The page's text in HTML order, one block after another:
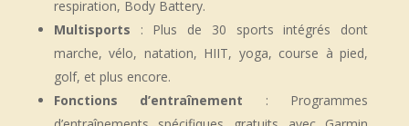
respiration, Body Battery.
Multisports : Plus de 30 sports intégrés dont
marche, vélo, natation, HIIT, yoga, course à pied,
golf, et plus encore.
Fonctions d’entraînement : Programmes